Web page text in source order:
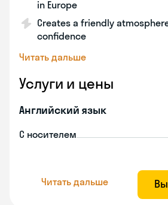
in Europe
Creates a friendly
confidence
Читать дальше
Услуги и цены
Английский язык
С носителем
Читать дальше